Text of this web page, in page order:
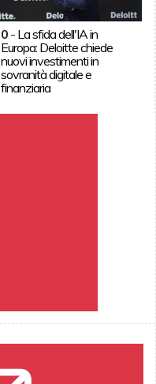
0 - La sfida dell'IA in
Europa: Deloitte chiede
nuovi investimenti in
sovranità digitale e
finanziaria